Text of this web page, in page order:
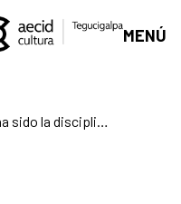
MENÚ
Abel Azcona “El performance ha sido la disciplina maldita; ahora está abrazada